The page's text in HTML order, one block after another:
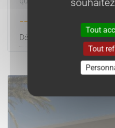
---
Découvrir le bien
Tout
Tout